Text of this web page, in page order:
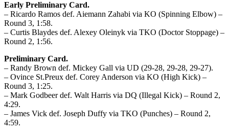
Early Preliminary Card.
– Ricardo Ramos def. Aiemann Zahabi via KO (Spinning Elbow) –
Round 3, 1:58.
– Curtis Blaydes def. Alexey Oleinyk via TKO (Doctor Stoppage) –
Round 2, 1:56.
Preliminary Card.
– Randy Brown def. Mickey Gall via UD (29-28, 29-28, 29-27).
– Ovince St.Preux def. Corey Anderson via KO (High Kick) –
Round 3, 1:25.
– Mark Godbeer def. Walt Harris via DQ (Illegal Kick) – Round 2,
4:29.
– James Vick def. Joseph Duffy via TKO (Punches) – Round 2,
4:59.